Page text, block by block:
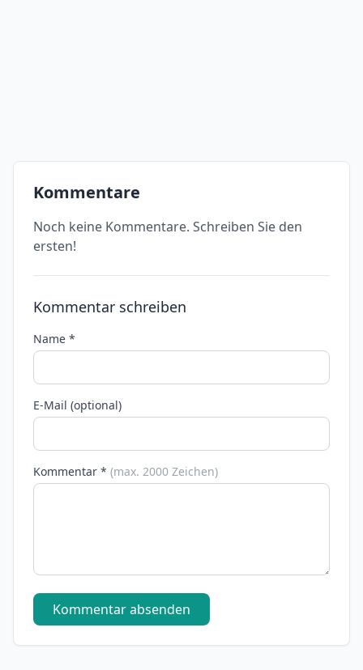
Kommentare
Noch keine Kommentare. Schreiben Sie den
ersten!
Kommentar schreiben
Name *
E-Mail (optional)
Kommentar * (max. 2000 Zeichen)
Kommentar absenden